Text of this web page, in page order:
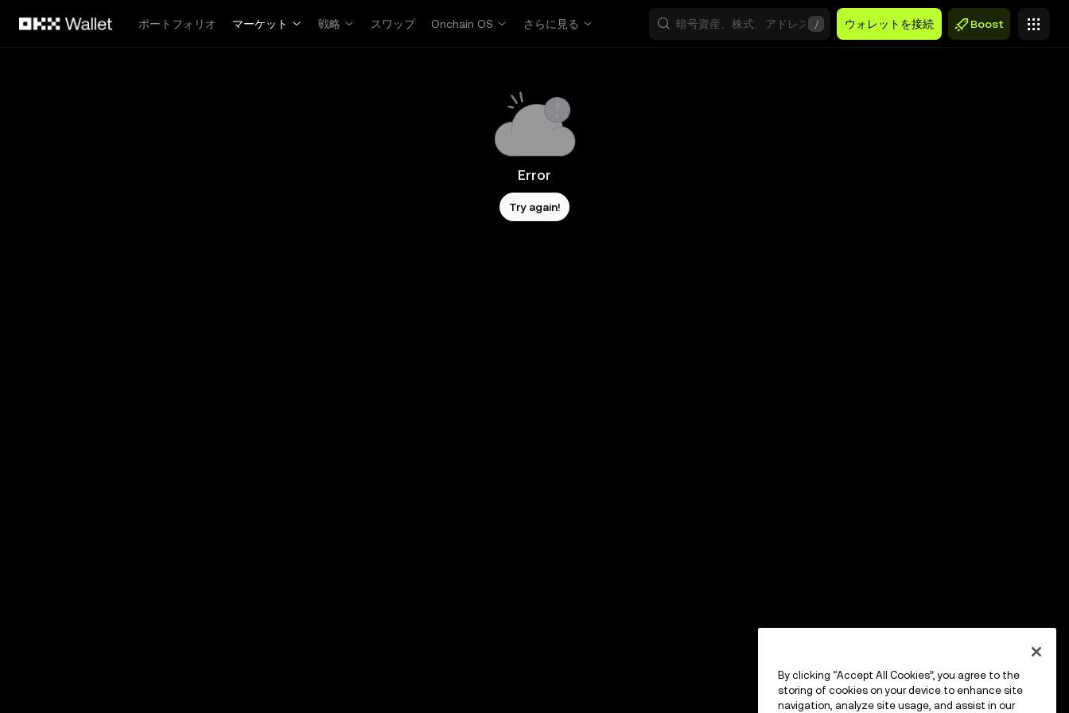
ポートフォリオ
マーケット 戦略 スワップ Onchain OS さらに見る / ウォレットを接続 Boost
Error
Try again!
By clicking “Accept All Cookies”, you agree to the
storing of cookies on your device to enhance site
navigation, analyze site usage, and assist in our